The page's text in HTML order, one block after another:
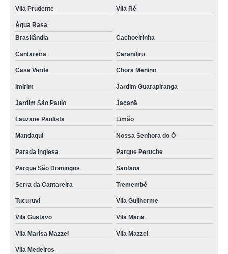
Vila Prudente Vila Ré
Água Rasa
Brasilândia
Cachoeirinha
Cantareira Carandiru
Casa Verde Chora Menino
Imirim Jardim Guarapiranga
Jardim São Paulo Jaçanã
Lauzane Paulista Limão
Mandaqui Nossa Senhora do Ó
Parada Inglesa Parque Peruche
Parque São Domingos Santana
Serra da Cantareira Tremembé
Tucuruvi Vila Guilherme
Vila Gustavo Vila Maria
Vila Marisa Mazzei Vila Mazzei
Vila Medeiros